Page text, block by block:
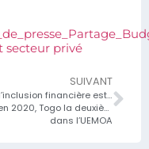
secteur privé
SUIVANT
Taux d’inclusion financière est passé de 72,5% en 2016 à
Togo la deuxième meilleure performance
dans l’UEMOA